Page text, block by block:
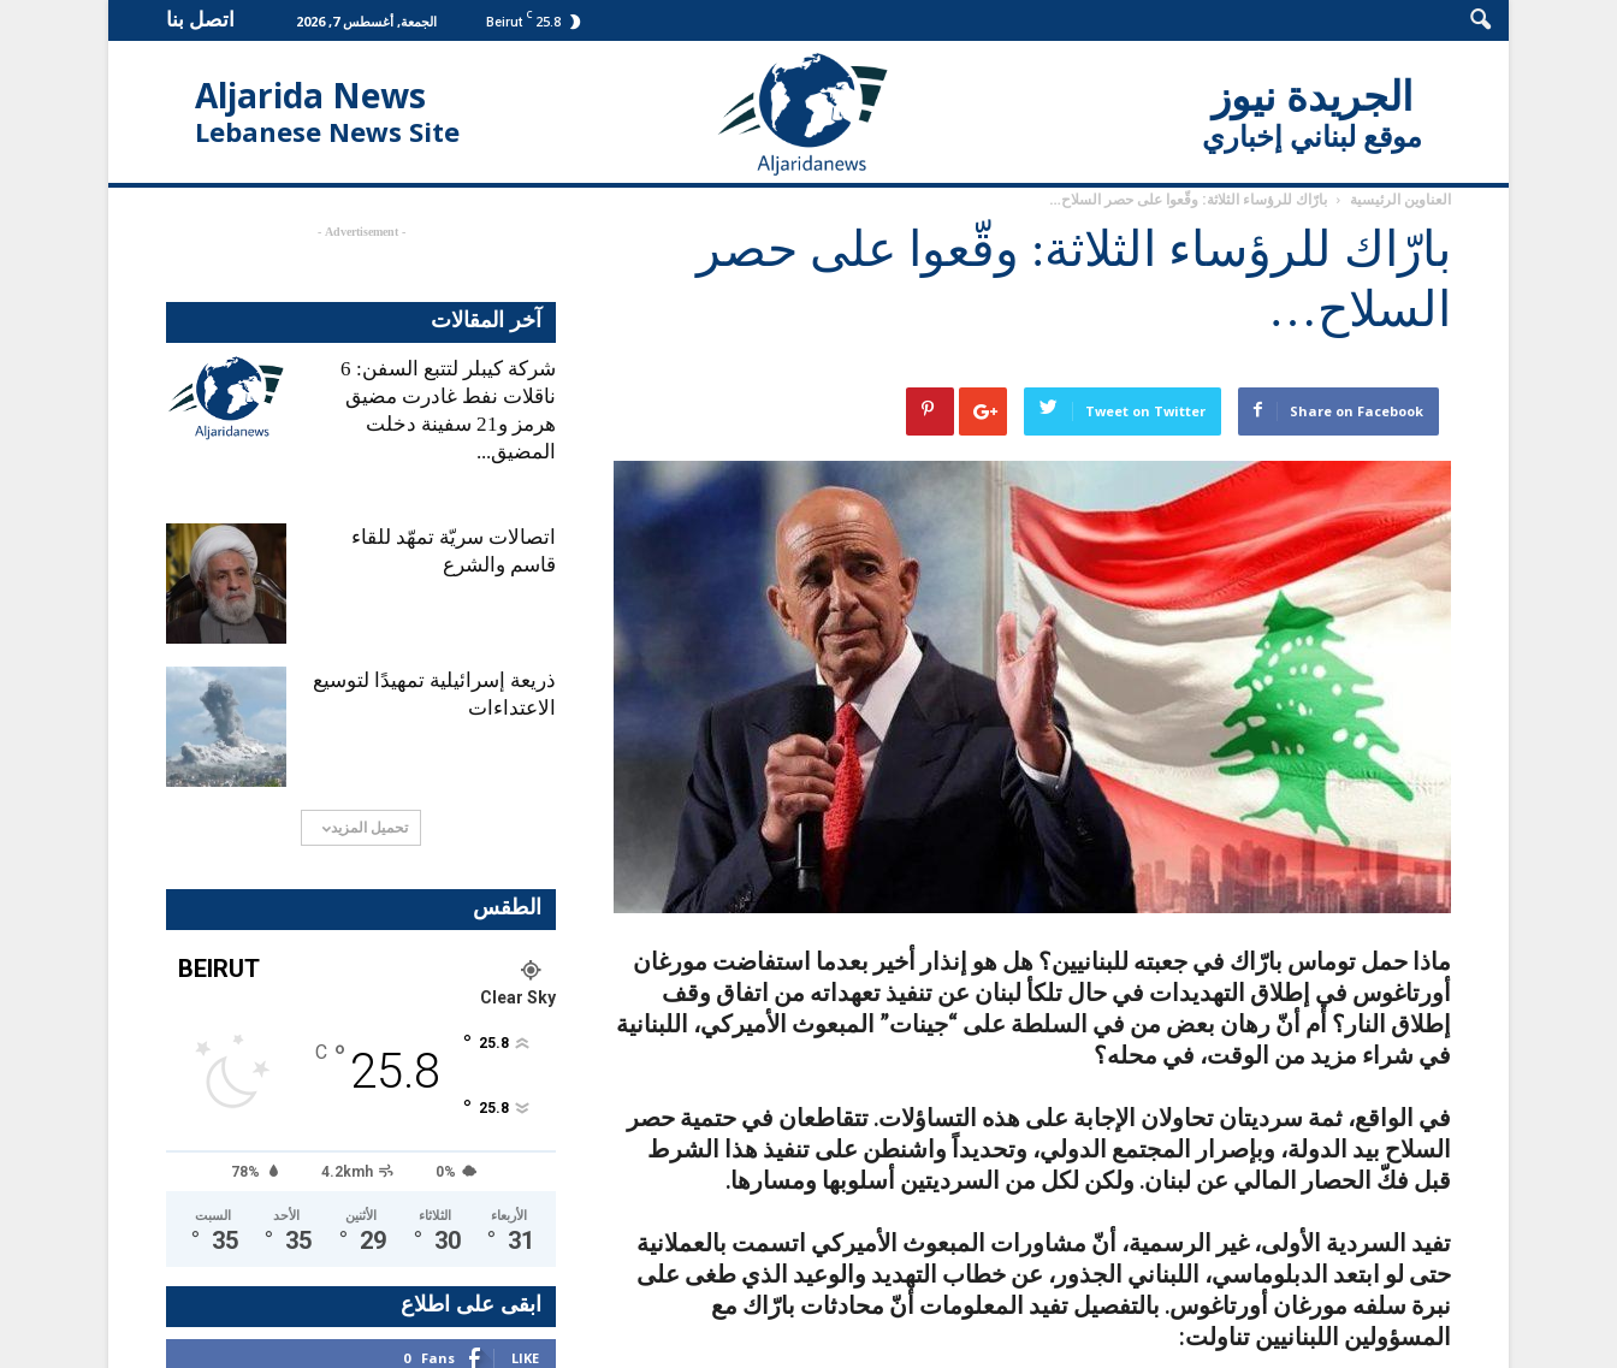
25.8
C
Beirut الجمعة, أغسطس 7, 2026 اتصل بنا
Aljarida News
Lebanese News Site
الجريدة نيوز
موقع لبناني إخباري
العناوين الرئيسية بارّاك للرؤساء الثلاثة: وقّعوا على حصر السلاح…
بارّاك للرؤساء الثلاثة: وقّعوا على حصر
السلاح…
Share on Facebook
Tweet on Twitter
ماذا حمل توماس بارّاك في جعبته للبنانيين؟ هل هو إنذار أخير بعدما استفاضت مورغان
أورتاغوس في إطلاق التهديدات في حال تلكأ لبنان عن تنفيذ تعهداته من اتفاق وقف
إطلاق النار؟ أم أنّ رهان بعض من في السلطة على “جينات” المبعوث الأميركي، اللبنانية
في شراء مزيد من الوقت، في محله؟
في الواقع، ثمة سرديتان تحاولان الإجابة على هذه التساؤلات. تتقاطعان في حتمية حصر
السلاح بيد الدولة، وبإصرار المجتمع الدولي، وتحديداً واشنطن على تنفيذ هذا الشرط
قبل فكّ الحصار المالي عن لبنان. ولكن لكل من السرديتين أسلوبها ومسارها.
تفيد السردية الأولى، غير الرسمية، أنّ مشاورات المبعوث الأميركي اتسمت بالعملانية
حتى لو ابتعد الدبلوماسي، اللبناني الجذور، عن خطاب التهديد والوعيد الذي طغى على
نبرة سلفه مورغان أورتاغوس. بالتفصيل تفيد المعلومات أنّ محادثات بارّاك مع
المسؤولين اللبنانيين تناولت:
- Advertisement -
آخر المقالات
شركة كيبلر لتتبع السفن: 6
ناقلات نفط غادرت مضيق
هرمز و21 سفينة دخلت
المضيق...
اتصالات سريّة تمهّد للقاء
قاسم والشرع
ذريعة إسرائيلية تمهيدًا لتوسيع
الاعتداءات
تحميل المزيد
الطقس
BEIRUT
Clear Sky
25.8
°
C 25.8
°
25.8
°
78% 4.2kmh 0%
السبت
35
°
الأحد
35
°
الأثنين
29
°
الثلاثاء
30
°
الأربعاء
31
°
ابقى على اطلاع
0 Fans LIKE